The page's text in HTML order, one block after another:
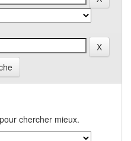
chercher mieux.